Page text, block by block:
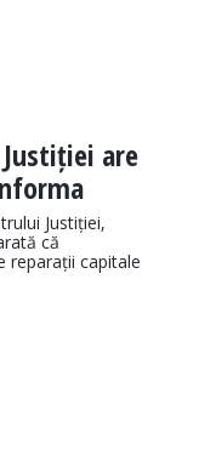
are
Justiției,
că
reparații capitale